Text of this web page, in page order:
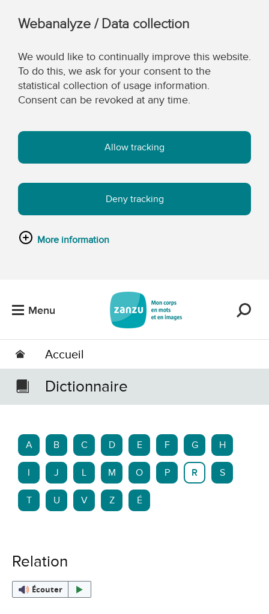
Webanalyze / Data collection
We would like to continually improve this website.
To do this, we ask for your consent to the
statistical collection of usage information.
Consent can be revoked at any time.
Allow tracking
Deny tracking
More information
Menu
Accueil
Dictionnaire
A B C D E F G H
J L M O P R S
T U V Z É
Relation
Écouter